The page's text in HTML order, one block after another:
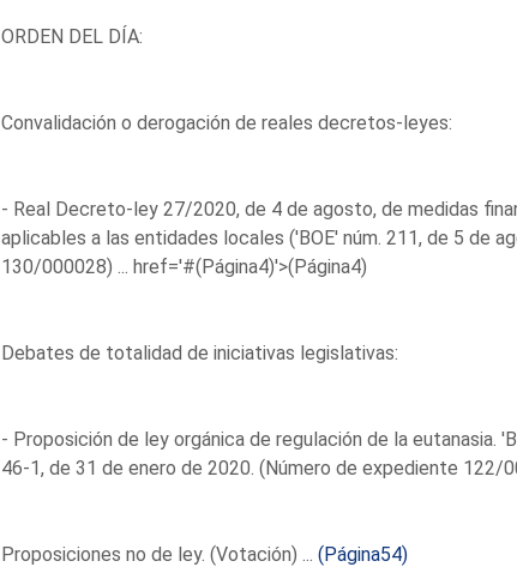
ORDEN DEL DÍA:
Convalidación o derogación de reales decretos-leyes:
- Real Decreto-ley 27/2020, de 4 de agosto, de medidas
aplicables a las entidades locales ('BOE' núm. 211, de 5 de
130/000028) ... href='#(Página4)'>(Página4)
Debates de totalidad de iniciativas legislativas:
- Proposición de ley orgánica de regulación de la eutanasia.
46-1, de 31 de enero de 2020. (Número de expediente 122/
Proposiciones no de ley. (Votación) ... (Página54)